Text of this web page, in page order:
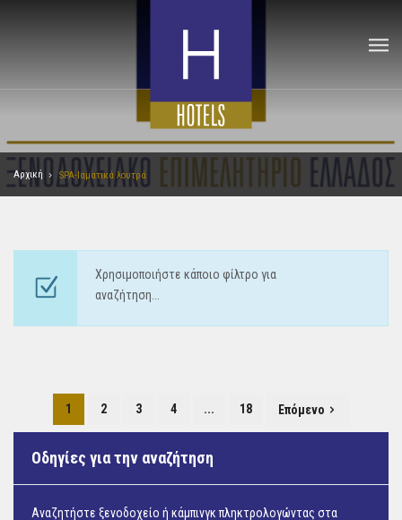
Αρχική SPA-Ιαματικά λουτρά
Χρησιμοποιήστε κάποιο φίλτρο για
αναζήτηση...
1 2 3 4 ... 18 Επόμενο
Οδηγίες για την αναζήτηση
Αναζητήστε ξενοδοχείο ή κάμπινγκ πληκτρολογώντας στα